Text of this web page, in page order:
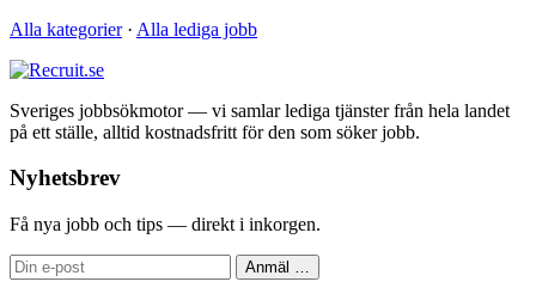
Alla kategorier· Alla lediga jobb
Sveriges jobbsökmotor — vi samlar lediga tjänster från hela landet
på ett ställe, alltid kostnadsfritt för den som söker jobb.
Nyhetsbrev
Få nya jobb och tips — direkt i inkorgen.
Anmäl …